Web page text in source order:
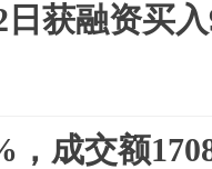
获融资买
，成交额